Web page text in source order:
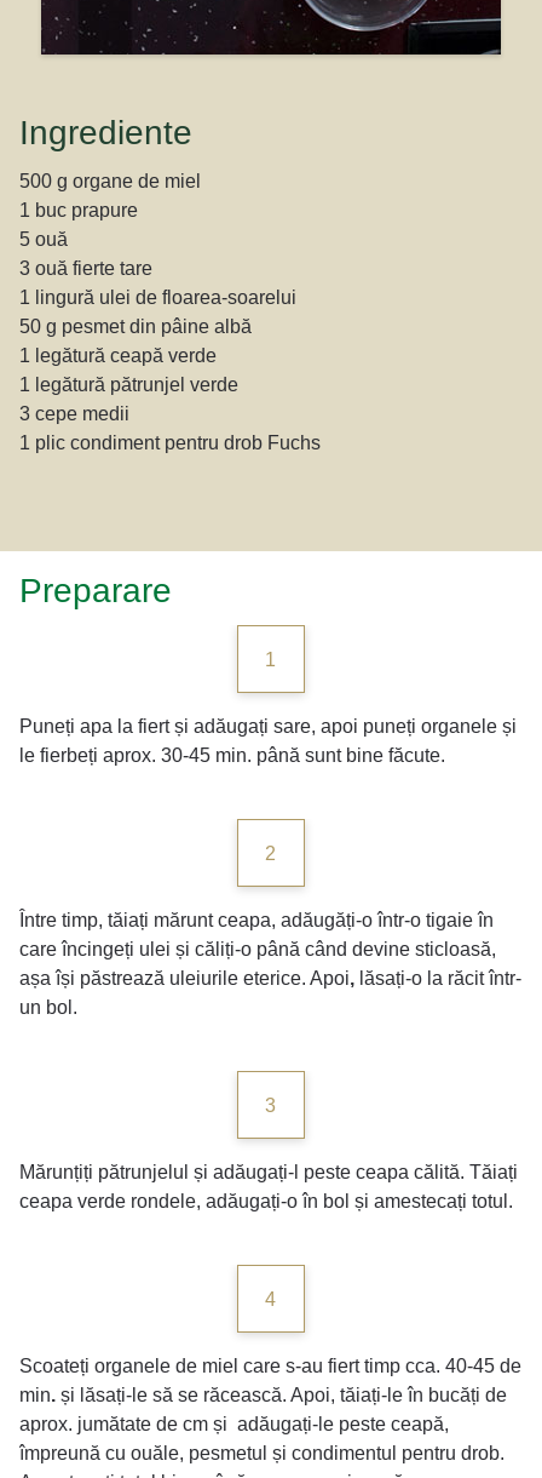
Ingrediente
500 g organe de miel
1 buc prapure
5 ouă
3 ouă fierte tare
1 lingură ulei de floarea-soarelui
50 g pesmet din pâine albă
1 legătură ceapă verde
1 legătură pătrunjel verde
3 cepe medii
1 plic condiment pentru drob Fuchs
Preparare
1
Puneți apa la fiert și adăugați sare, apoi puneți organele și
le fierbeți aprox. 30-45 min. până sunt bine făcute.
2
Între timp, tăiați mărunt ceapa, adăugăți-o într-o tigaie în
care încingeți ulei și căliți-o până când devine sticloasă,
așa își păstrează uleiurile eterice. Apoi, lăsați-o la răcit într-
un bol.
3
Mărunțiți pătrunjelul și adăugați-l peste ceapa călită. Tăiați
ceapa verde rondele, adăugați-o în bol și amestecați totul.
4
Scoateți organele de miel care s-au fiert timp cca. 40-45 de
min. și lăsați-le să se răcească. Apoi, tăiați-le în bucăți de
aprox. jumătate de cm și adăugați-le peste ceapă,
împreună cu ouăle, pesmetul și condimentul pentru drob.